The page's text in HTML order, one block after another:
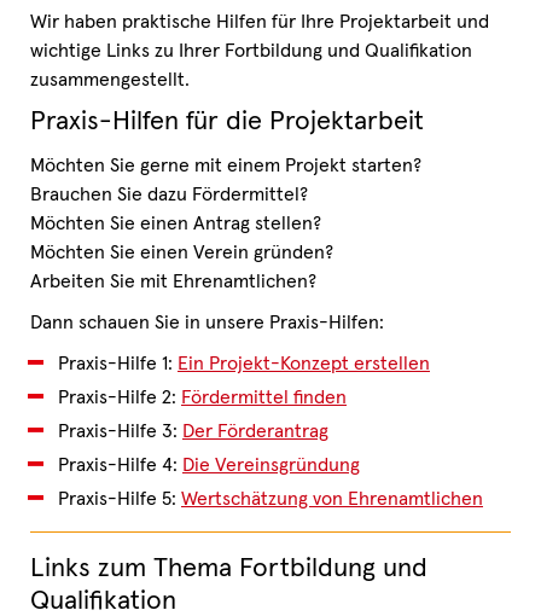
Wir haben praktische Hilfen für Ihre Projektarbeit und
wichtige Links zu Ihrer Fortbildung und Qualifikation
zusammengestellt.
Praxis-Hilfen für die Projektarbeit
Möchten Sie gerne mit einem Projekt starten?
Brauchen Sie dazu Fördermittel?
Möchten Sie einen Antrag stellen?
Möchten Sie einen Verein gründen?
Arbeiten Sie mit Ehrenamtlichen?
Dann schauen Sie in unsere Praxis-Hilfen:
Praxis-Hilfe 1: Ein Projekt-Konzept erstellen
Praxis-Hilfe 2: Fördermittel finden
Praxis-Hilfe 3: Der Förderantrag
Praxis-Hilfe 4: Die Vereinsgründung
Praxis-Hilfe 5: Wertschätzung von Ehrenamtlichen
Links zum Thema Fortbildung und
Qualifikation